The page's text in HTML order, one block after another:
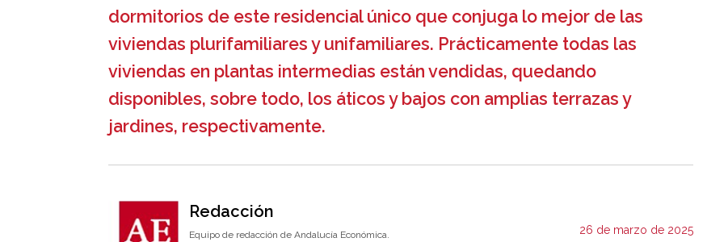
dormitorios de este residencial único que conjuga lo mejor de las
viviendas plurifamiliares y unifamiliares. Prácticamente todas las
viviendas en plantas intermedias están vendidas, quedando
disponibles, sobre todo, los áticos y bajos con amplias terrazas y
jardines, respectivamente.
Redacción
Equipo de redacción de Andalucía Económica. 26 de marzo de 2025